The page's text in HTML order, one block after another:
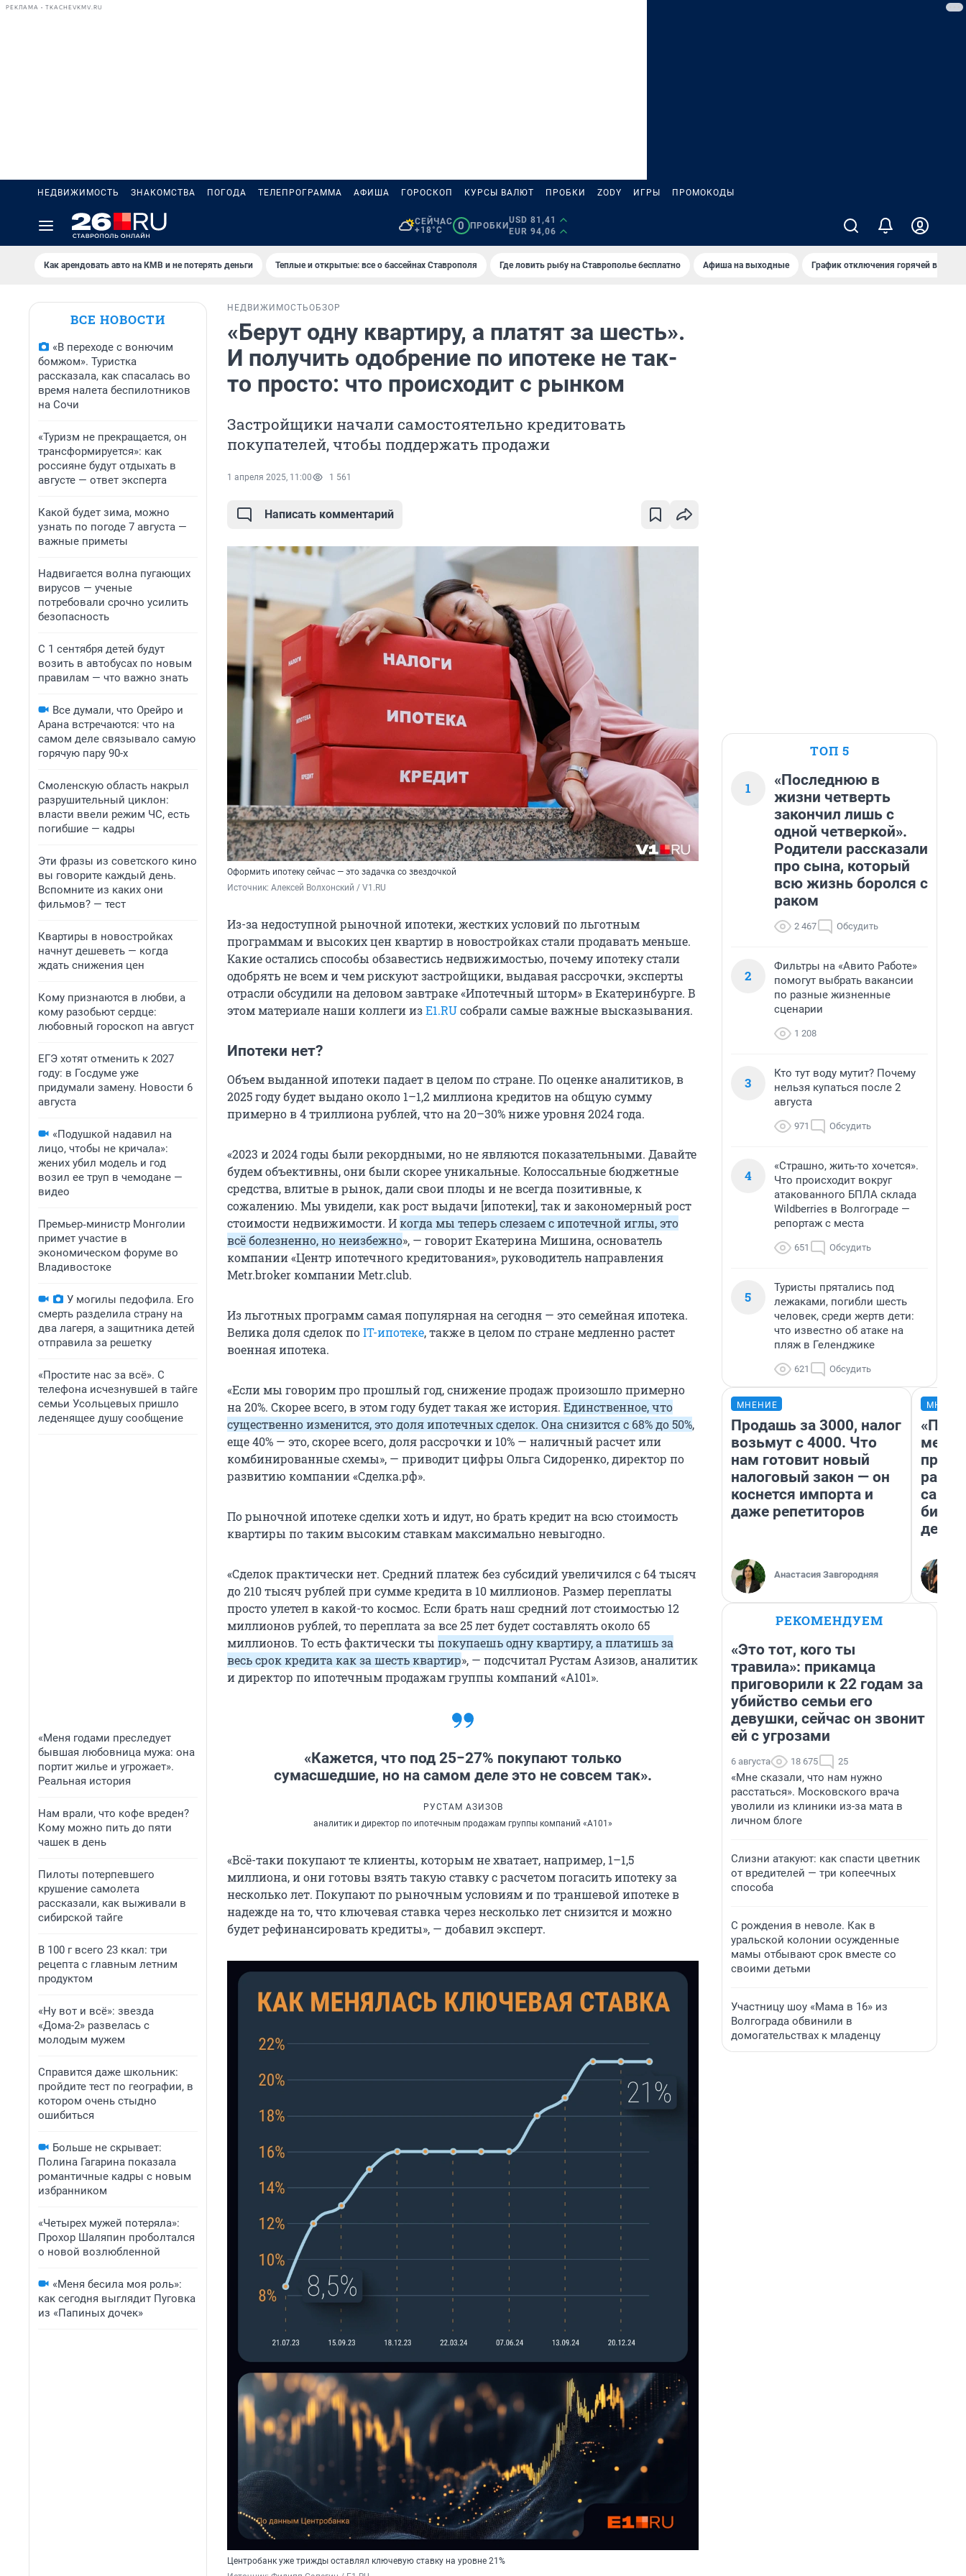
РЕКЛАМА • TKACHEVKMV.RU
НЕДВИЖИМОСТЬ ЗНАКОМСТВА ПОГОДА ТЕЛЕПРОГРАММА АФИША ГОРОСКОП КУРСЫ ВАЛЮТ ПРОБКИ ZODY ИГРЫ ПРОМОКОДЫ
СЕЙЧАС
+18°C
0 ПРОБКИ
USD 81,41
EUR 94,06
Как арендовать авто на КМВ и не потерять деньги Теплые и открытые: все о бассейнах Ставрополя Где ловить рыбу на Ставрополье бесплатно Афиша на выходные График отключения горячей воды в
ВСЕ НОВОСТИ
«В переходе с вонючим
бомжом». Туристка
рассказала, как спасалась во
время налета беспилотников
на Сочи
«Туризм не прекращается, он
трансформируется»: как
россияне будут отдыхать в
августе — ответ эксперта
Какой будет зима, можно
узнать по погоде 7 августа —
важные приметы
Надвигается волна пугающих
вирусов — ученые
потребовали срочно усилить
безопасность
С 1 сентября детей будут
возить в автобусах по новым
правилам — что важно знать
Все думали, что Орейро и
Арана встречаются: что на
самом деле связывало самую
горячую пару 90-х
Смоленскую область накрыл
разрушительный циклон:
власти ввели режим ЧС, есть
погибшие — кадры
Эти фразы из советского кино
вы говорите каждый день.
Вспомните из каких они
фильмов? — тест
Квартиры в новостройках
начнут дешеветь — когда
ждать снижения цен
Кому признаются в любви, а
кому разобьют сердце:
любовный гороскоп на август
ЕГЭ хотят отменить к 2027
году: в Госдуме уже
придумали замену. Новости 6
августа
«Подушкой надавил на
лицо, чтобы не кричала»:
жених убил модель и год
возил ее труп в чемодане —
видео
Премьер‑министр Монголии
примет участие в
экономическом форуме во
Владивостоке
У могилы педофила. Его
смерть разделила страну на
два лагеря, а защитника детей
отправила за решетку
«Простите нас за всё». С
телефона исчезнувшей в тайге
семьи Усольцевых пришло
леденящее душу сообщение
«Меня годами преследует
бывшая любовница мужа: она
портит жилье и угрожает».
Реальная история
Нам врали, что кофе вреден?
Кому можно пить до пяти
чашек в день
Пилоты потерпевшего
крушение самолета
рассказали, как выживали в
сибирской тайге
В 100 г всего 23 ккал: три
рецепта с главным летним
продуктом
«Ну вот и всё»: звезда
«Дома-2» развелась с
молодым мужем
Справится даже школьник:
пройдите тест по географии, в
котором очень стыдно
ошибиться
Больше не скрывает:
Полина Гагарина показала
романтичные кадры с новым
избранником
«Четырех мужей потеряла»:
Прохор Шаляпин проболтался
о новой возлюбленной
«Меня бесила моя роль»:
как сегодня выглядит Пуговка
из «Папиных дочек»
НЕДВИЖИМОСТЬОБЗОР
«Берут одну квартиру, а платят за шесть».
И получить одобрение по ипотеке не так-
то просто: что происходит с рынком
Застройщики начали самостоятельно кредитовать
покупателей, чтобы поддержать продажи
1 апреля 2025, 11:00 1 561
Написать комментарий
Оформить ипотеку сейчас — это задачка со звездочкой
Источник: Алексей Волхонский / V1.RU
Из-за недоступной рыночной ипотеки, жестких условий по льготным
программам и высоких цен квартир в новостройках стали продавать меньше.
Какие остались способы обзавестись недвижимостью, почему ипотеку стали
одобрять не всем и чем рискуют застройщики, выдавая рассрочки, эксперты
отрасли обсудили на деловом завтраке «Ипотечный шторм» в Екатеринбурге. В
этом материале наши коллеги изE1.RUсобрали самые важные высказывания.
Ипотеки нет?
Объем выданной ипотеки падает в целом по стране. По оценке аналитиков, в
2025 году будет выдано около 1–1,2 миллиона кредитов на общую сумму
примерно в 4 триллиона рублей, что на 20–30% ниже уровня 2024 года.
«2023 и 2024 годы были рекордными, но не являются показательными. Давайте
будем объективны, они были скорее уникальные. Колоссальные бюджетные
средства, влитые в рынок, дали свои плоды и не всегда позитивные, к
сожалению. Мы увидели, как рост выдачи [ипотеки], так и закономерный рост
стоимости недвижимости. Икогда мы теперь слезаем с ипотечной иглы, это
всё болезненно, но неизбежно», — говорит Екатерина Мишина, основатель
компании «Центр ипотечного кредитования», руководитель направления
Metr.broker компании Metr.club.
Из льготных программ самая популярная на сегодня — это семейная ипотека.
Велика доля сделок поIT-ипотеке, также в целом по стране медленно растет
военная ипотека.
«Если мы говорим про прошлый год, снижение продаж произошло примерно
на 20%. Скорее всего, в этом году будет такая же история. Единственное, что
существенно изменится, это доля ипотечных сделок. Она снизится с 68% до 50%,
еще 40% — это, скорее всего, доля рассрочки и 10% — наличный расчет или
комбинированные схемы», — приводит цифры Ольга Сидоренко, директор по
развитию компании «Сделка.рф».
По рыночной ипотеке сделки хоть и идут, но брать кредит на всю стоимость
квартиры по таким высоким ставкам максимально невыгодно.
«Сделок практически нет. Средний платеж без субсидий увеличился с 64 тысяч
до 210 тысяч рублей при сумме кредита в 10 миллионов. Размер переплаты
просто улетел в какой-то космос. Если брать наш средний лот стоимостью 12
миллионов рублей, то переплата за все 25 лет будет составлять около 65
миллионов. То есть фактически ты покупаешь одну квартиру, а платишь за
весь срок кредита как за шесть квартир», — подсчитал Рустам Азизов, аналитик
и директор по ипотечным продажам группы компаний «А101».
«Кажется, что под 25−27% покупают только
сумасшедшие, но на самом деле это не совсем так».
РУСТАМ АЗИЗОВ
аналитик и директор по ипотечным продажам группы компаний «А101»
«Всё-таки покупают те клиенты, которым не хватает, например, 1–1,5
миллиона, и они готовы взять такую ставку с расчетом погасить ипотеку за
несколько лет. Покупают по рыночным условиям и по траншевой ипотеке в
надежде на то, что ключевая ставка через несколько лет снизится и можно
будет рефинансировать кредиты», — добавил эксперт.
Центробанк уже трижды оставлял ключевую ставку на уровне 21%
ТОП 5
1
«Последнюю в
жизни четверть
закончил лишь с
одной четверкой».
Родители рассказали
про сына, который
всю жизнь боролся с
раком
2 467 Обсудить
2
Фильтры на «Авито Работе»
помогут выбрать вакансии
по разные жизненные
сценарии
1 208
3
Кто тут воду мутит? Почему
нельзя купаться после 2
августа
971 Обсудить
4
«Страшно, жить-то хочется».
Что происходит вокруг
атакованного БПЛА склада
Wildberries в Волгограде —
репортаж с места
651 Обсудить
5
Туристы прятались под
лежаками, погибли шесть
человек, среди жертв дети:
что известно об атаке на
пляж в Геленджике
621 Обсудить
МНЕНИЕ
Продашь за 3000, налог
возьмут с 4000. Что
нам готовит новый
налоговый закон — он
коснется импорта и
даже репетиторов
Анастасия Завгородняя
РЕКОМЕНДУЕМ
«Это тот, кого ты
травила»: прикамца
приговорили к 22 годам за
убийство семьи его
девушки, сейчас он звонит
ей с угрозами
6 августа 18 675 25
«Мне сказали, что нам нужно
расстаться». Московского врача
уволили из клиники из-за мата в
личном блоге
Слизни атакуют: как спасти цветник
от вредителей — три копеечных
способа
С рождения в неволе. Как в
уральской колонии осужденные
мамы отбывают срок вместе со
своими детьми
Участницу шоу «Мама в 16» из
Волгограда обвинили в
домогательствах к младенцу